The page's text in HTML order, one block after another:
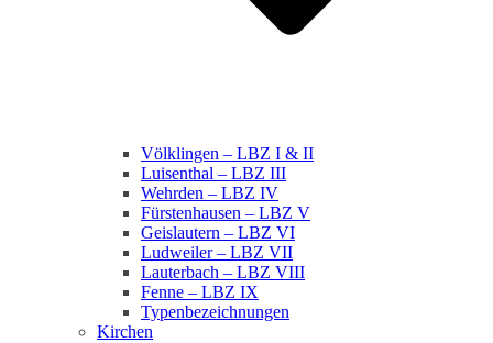
Völklingen – LBZ I & II
Luisenthal – LBZ III
Wehrden – LBZ IV
Fürstenhausen – LBZ V
Geislautern – LBZ VI
Ludweiler – LBZ VII
Lauterbach – LBZ VIII
Fenne – LBZ IX
Typenbezeichnungen
Kirchen